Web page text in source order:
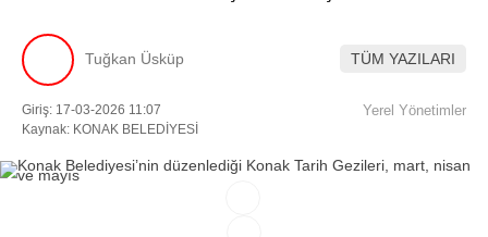
SPOR
Tuğkan Üsküp TÜM YAZILARI
Giriş: 17-03-2026 11:07
Kaynak: KONAK BELEDİYESİ
Yerel Yönetimler